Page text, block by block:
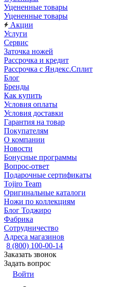
Уцененные товары
Уцененные товары
Акции
Услуги
Сервис
Заточка ножей
Рассрочка и кредит
Рассрочка с Яндекс.Сплит
Блог
Бренды
Как купить
Условия оплаты
Условия доставки
Гарантия на товар
Покупателям
О компании
Новости
Бонусные программы
Вопрос-ответ
Подарочные сертификаты
Tojiro Team
Оригинальные каталоги
Ножи по коллекциям
Блог Тоджиро
Фабрика
Сотрудничество
Адреса магазинов
8 (800) 100-00-14
Заказать звонок
Задать вопрос
Войти